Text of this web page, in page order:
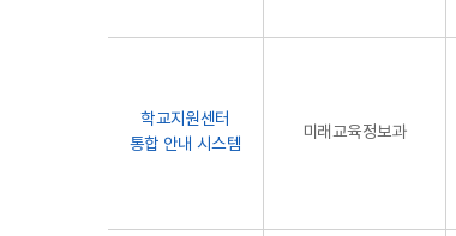
학교지원센터
통합 안내 시스템
미래교육정보과